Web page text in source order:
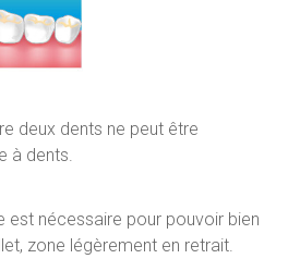
deux dents ne peut être
à dents.
est nécessaire pour pouvoir bien
zone légèrement en retrait.